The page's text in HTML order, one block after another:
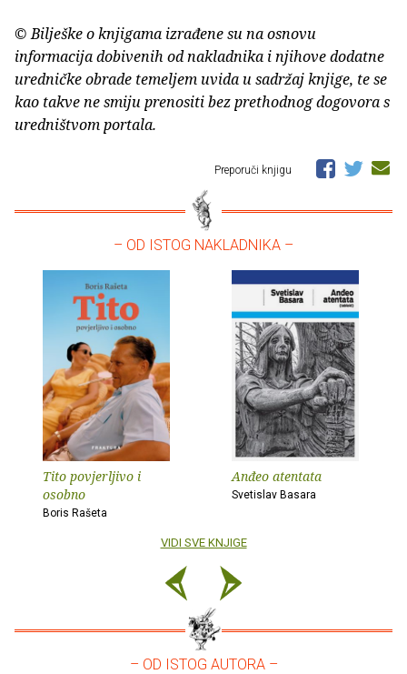
© Bilješke o knjigama izrađene su na osnovu
informacija dobivenih od nakladnika i njihove dodatne
uredničke obrade temeljem uvida u sadržaj knjige, te se
kao takve ne smiju prenositi bez prethodnog dogovora s
uredništvom portala.
Preporuči knjigu
– OD ISTOG NAKLADNIKA –
Tito povjerljivo i
osobno
Boris Rašeta
Anđeo atentata
Svetislav Basara
VIDI SVE KNJIGE
– OD ISTOG AUTORA –